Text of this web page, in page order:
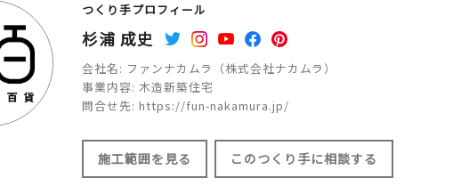
つくり手プロフィール
杉浦 成史
会社名: ファンナカムラ（株式会社ナカムラ）
事業内容: 木造新築住宅
問合せ先: https://fun-nakamura.jp/
施工範囲を見る このつくり手に相談する